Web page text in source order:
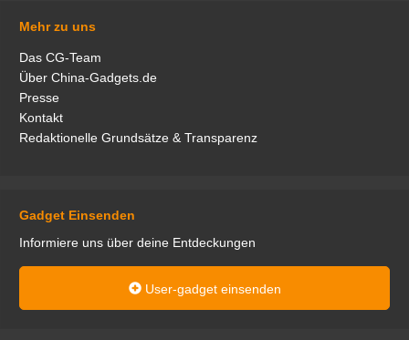
Mehr zu uns
Das CG-Team
Über China-Gadgets.de
Presse
Kontakt
Redaktionelle Grundsätze & Transparenz
Gadget Einsenden
Informiere uns über deine Entdeckungen
User-gadget einsenden